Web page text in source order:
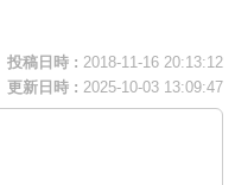
投稿日時 : 2018-11-16 20:13:12
更新日時 : 2025-10-03 13:09:47